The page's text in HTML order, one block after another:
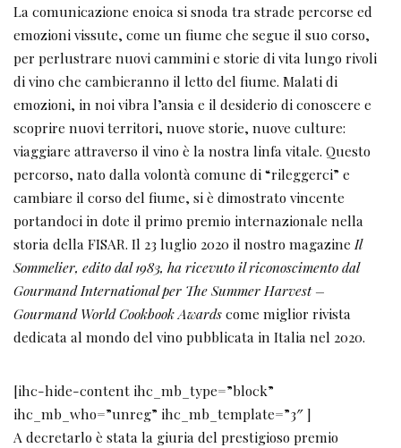
La comunicazione enoica si snoda tra strade percorse ed
emozioni vissute, come un fiume che segue il suo corso,
per perlustrare nuovi cammini e storie di vita lungo rivoli
di vino che cambieranno il letto del fiume. Malati di
emozioni, in noi vibra l’ansia e il desiderio di conoscere e
scoprire nuovi territori, nuove storie, nuove culture:
viaggiare attraverso il vino è la nostra linfa vitale. Questo
percorso, nato dalla volontà comune di “rileggerci” e
cambiare il corso del fiume, si è dimostrato vincente
portandoci in dote il primo premio internazionale nella
storia della FISAR. Il 23 luglio 2020 il nostro magazineIl
Sommelier, edito dal 1983, ha ricevuto il riconoscimentodal
Gourmand International per The Summer Harvest –
Gourmand World Cookbook Awardscome miglior rivista
dedicata al mondo del vino pubblicata in Italia nel 2020.
[ihc-hide-content ihc_mb_type=”block”
ihc_mb_who=”unreg” ihc_mb_template=”3″ ]
A decretarlo è stata la giuria del prestigioso premio